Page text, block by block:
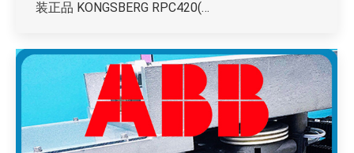
装正品 KONGSBERG RPC420(…